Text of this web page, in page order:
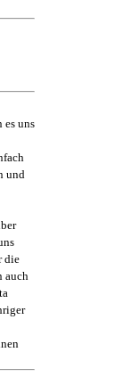
es uns
und
die
auch